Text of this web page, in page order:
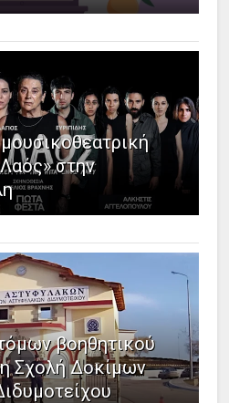
στην
βοηθητικού
Σχολή Δοκίμων